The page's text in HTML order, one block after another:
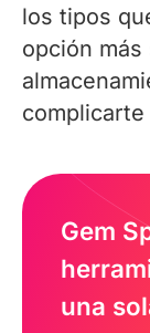
los tipos
opción más
complicarte
Gem
una